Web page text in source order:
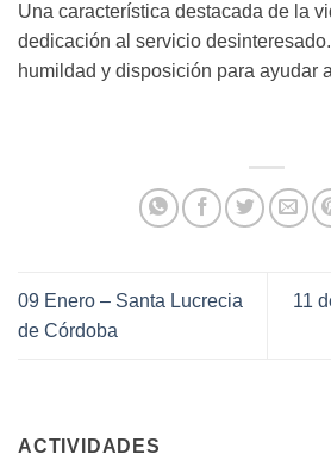
Una característica destacada de la
dedicación al servicio
humildad y disposición para ayudar
09 Enero – Santa Lucrecia
de Córdoba
11
ACTIVIDADES